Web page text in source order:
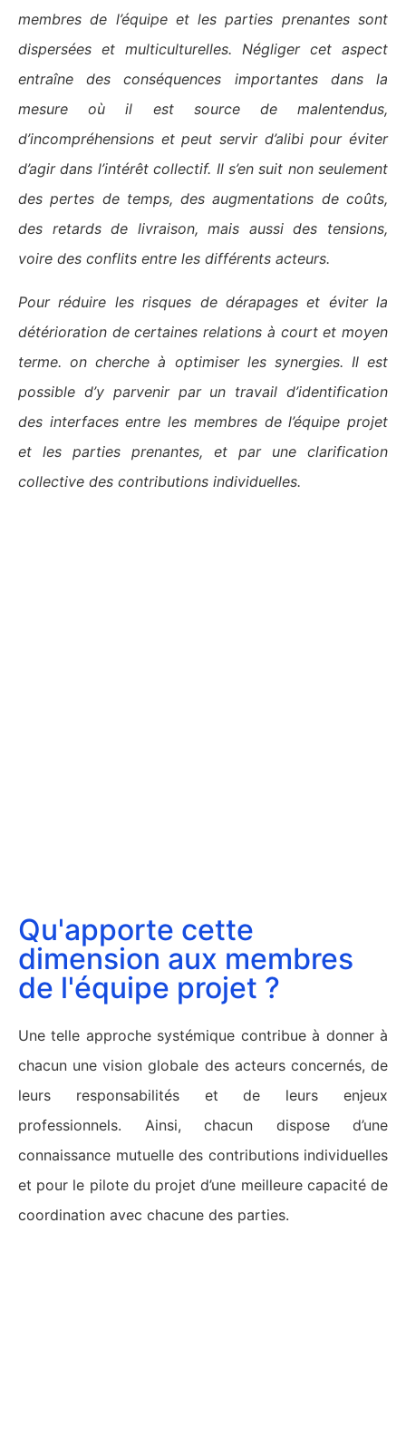
membres de l’équipe et les parties prenantes sont
dispersées et multiculturelles. Négliger cet aspect
entraîne des conséquences importantes dans la
mesure où il est source de malentendus,
d’incompréhensions et peut servir d’alibi pour éviter
d’agir dans l’intérêt collectif. Il s’en suit non seulement
des pertes de temps, des augmentations de coûts,
des retards de livraison, mais aussi des tensions,
voire des conflits entre les différents acteurs.
Pour réduire les risques de dérapages et éviter la
détérioration de certaines relations à court et moyen
terme. on cherche à optimiser les synergies. Il est
possible d’y parvenir par un travail d’identification
des interfaces entre les membres de l’équipe projet
et les parties prenantes, et par une clarification
collective des contributions individuelles.
Qu'apporte cette
dimension aux membres
de l'équipe projet ?
Une telle approche systémique contribue à donner à
chacun une vision globale des acteurs concernés, de
leurs responsabilités et de leurs enjeux
professionnels. Ainsi, chacun dispose d’une
connaissance mutuelle des contributions individuelles
et pour le pilote du projet d’une meilleure capacité de
coordination avec chacune des parties.